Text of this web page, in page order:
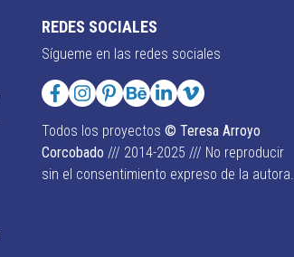
REDES SOCIALES
Sígueme en las redes sociales
Todos los proyectos © Teresa Arroyo
Corcobado /// 2014-2025 /// No reproducir
sin el consentimiento expreso de la autora.